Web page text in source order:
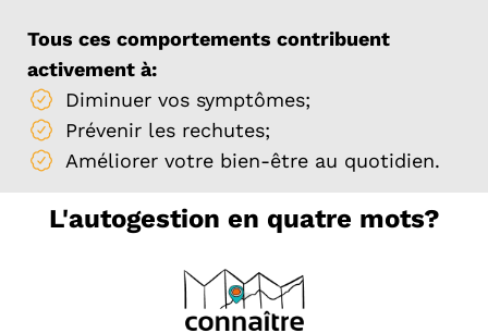
Tous ces comportements contribuent
activement à:
Diminuer vos symptômes;
Prévenir les rechutes;
Améliorer votre bien-être au quotidien.
L'autogestion en quatre mots?